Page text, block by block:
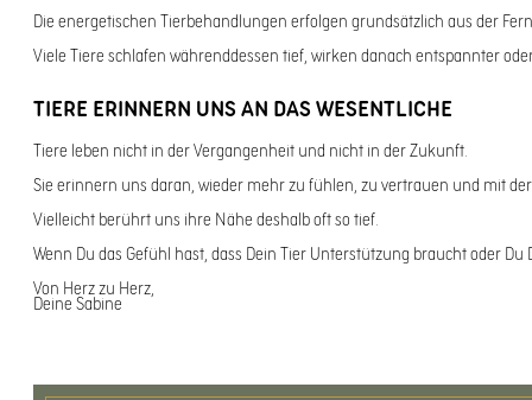
Die energetischen Tierbehandlungen erfolgen grundsätzlich aus der
Viele Tiere schlafen währenddessen tief, wirken danach entspannter
TIERE ERINNERN UNS AN DAS WESENTLICHE
Tiere leben nicht in der Vergangenheit und nicht in der Zukunft.
Sie erinnern uns daran, wieder mehr zu fühlen, zu vertrauen und mit
Vielleicht berührt uns ihre Nähe deshalb oft so tief.
Wenn Du das Gefühl hast, dass Dein Tier Unterstützung braucht oder
Von Herz zu Herz,
Deine Sabine